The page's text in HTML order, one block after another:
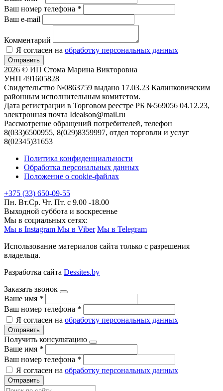
Ваш номер телефона *
Ваш e-mail
Комментарий
Я согласен на обработку персональных данных
Отправить
2026 © ИП Стома Марина Викторовна
УНП 491605828
Свидетельство №0863759 выдано 17.03.23 Калинковичским
районным исполнительным комитетом.
Дата регистрации в Торговом реестре РБ №569056 04.12.23,
электронная почта Idealson@mail.ru
Рассмотрение обращений потребителей, телефон
8(033)6500955, 8(029)8359997, отдел торговли и услуг
8(02345)31653
Политика конфиденциальности
Обработка персональных данных
Положение о cookie-файлах
+375 (33) 650-09-55
Пн. Вт.Ср. Чт. Пт. с 9.00 -18.00
Выходной суббота и воскресенье
Мы в социальных сетях:
Мы в Instagram Мы в Viber Мы в Telegram
Использование материалов сайта только с разрешения
владельца.
Разработка сайта Dessites.by
Заказать звонок
Ваше имя *
Ваш номер телефона *
Я согласен на обработку персональных данных
Отправить
Получить консультацию
Ваше имя *
Ваш номер телефона *
Я согласен на обработку персональных данных
Отправить